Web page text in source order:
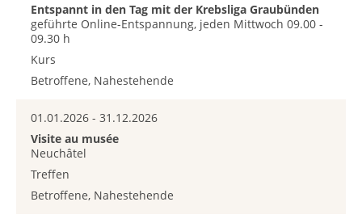
Entspannt in den Tag mit der Krebsliga Graubünden
geführte Online-Entspannung, jeden Mittwoch 09.00 -
09.30 h
Kurs
Betroffene, Nahestehende
01.01.2026 - 31.12.2026
Visite au musée
Neuchâtel
Treffen
Betroffene, Nahestehende